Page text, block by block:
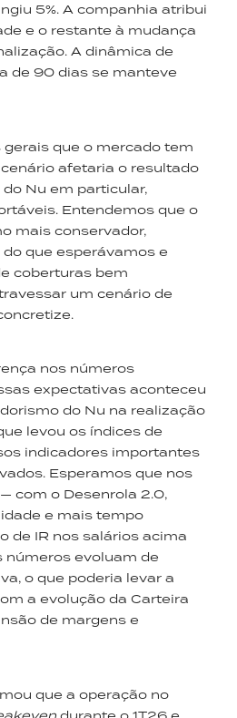
5%. A companhia atribui
e o restante à mudança
A dinâmica de
de 90 dias se manteve
que o mercado tem
afetaria o resultado
Nu em particular,
Entendemos que o
mais conservador,
que esperávamos e
coberturas bem
um cenário de
nos números
expectativas aconteceu
do Nu na realização
levou os índices de
indicadores importantes
Esperamos que nos
com o Desenrola 2.0,
e mais tempo
de IR nos salários acima
números evoluam de
o que poderia levar a
a evolução da Carteira
de margens e
que a operação no